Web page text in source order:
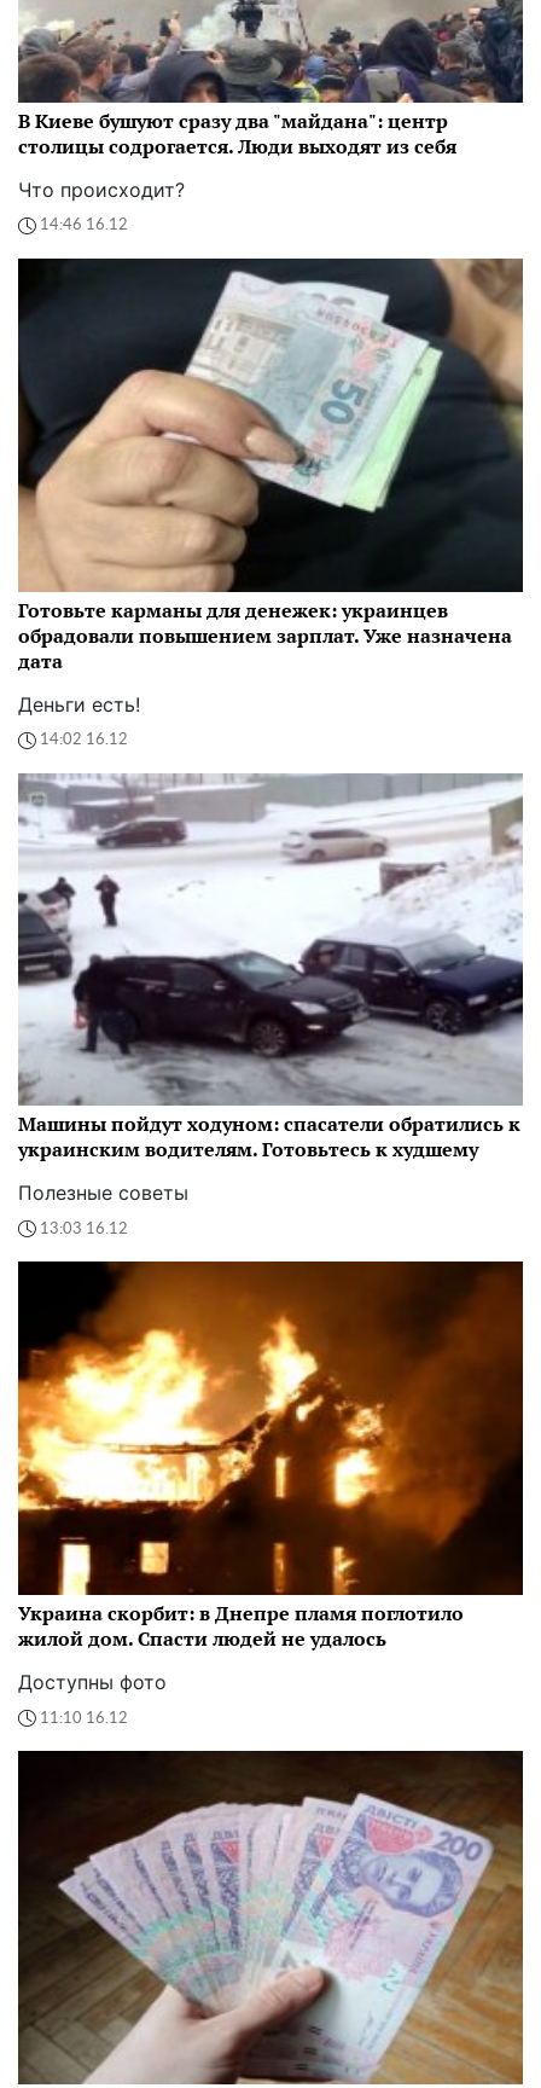
В Киеве бушуют сразу два "майдана": центр
столицы содрогается. Люди выходят из себя
Что происходит?
14:46 16.12
Готовьте карманы для денежек: украинцев
обрадовали повышением зарплат. Уже назначена
дата
Деньги есть!
14:02 16.12
Машины пойдут ходуном: спасатели обратились к
украинским водителям. Готовьтесь к худшему
Полезные советы
13:03 16.12
Украина скорбит: в Днепре пламя поглотило
жилой дом. Спасти людей не удалось
Доступны фото
11:10 16.12